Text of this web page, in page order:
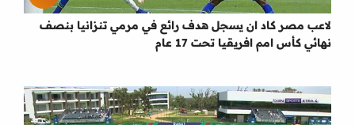
لاعب مصر كاد ان يسجل هدف رائع في مرمي تنزانيا بنصف
نهائي كأس امم افريقيا تحت 17 عام